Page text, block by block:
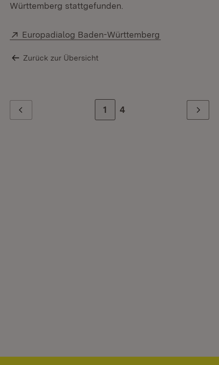
Württemberg stattgefunden.
Extern:
Europadialog Baden-Württemberg
Zurück zur Übersicht
Zur Seite
1 Zur letzten Seite
4 Weiter